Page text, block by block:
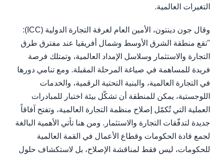
التغيرات العالمية.
وقال جون دينتون، الأمين العام لغرفة التجارة الدولية (ICC):
"تقع منطقة الشرق الأوسط وشمال أفريقيا عند مفترق طرق
التجارة والاستثمار وسلاسل الإمداد العالمية، وتمتلك فرصة
فريدة للمساهمة في صياغة المرحلة المقبلة. ومع تنامي دورها
في التجارة العالمية، والبنية التحتية الرقمية، والخدمات
اللوجستية، يمكن للمنطقة أن تشكّل بيئة اختبار للمبادرات
العملية التي تُكمّل إصلاح منظمة التجارة العالمية، وتفتح آفاقاً
جديدة لتدفّقات التجارة والاستثمار. ومن هنا تأتي الأهمية البالغة
لجمع قادة الحكومات وقطاع الأعمال في القمة العالمية
للحكومات، ليس فقط لمناقشة الإصلاح، بل لاستكشاف حلول